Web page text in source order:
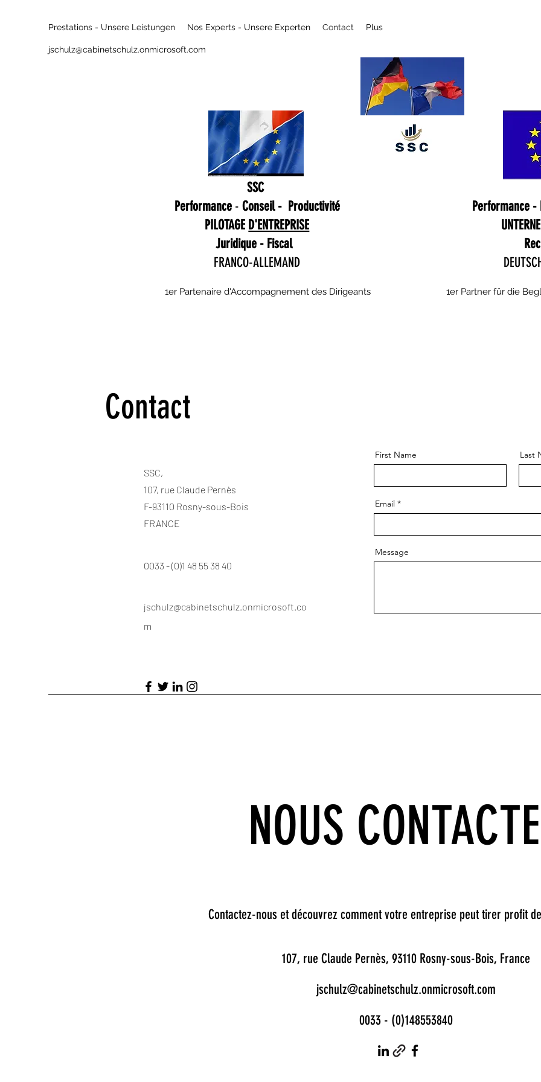
Prestations - Unsere Leistungen Nos Experts - Unsere Experten Contact Plus
jschulz@cabinetschulz.onmicrosoft.com
SSC
Performance- Conseil - Productivité
PILOTAGE D'ENTREPRISE
Juridique - Fiscal
FRANCO-ALLEMAND
Performance
1er Partenaire d'Accompagnement des Dirigeants 1er Partner für die
Contact
SSC,
107, rue Claude Pernès
F-93110 Rosny-sous-Bois
FRANCE
0033 - (0)1 48 55 38 40
jschulz@cabinetschulz.onmicrosoft.co
m
First Name Last
Email
Message
NOUS
Contactez-nous et découvrez comment votre entreprise peut tirer profit
107, rue Claude Pernès, 93110 Rosny-sous-Bois, France
jschulz@cabinetschulz.onmicrosoft.com
0033 - (0)148553840